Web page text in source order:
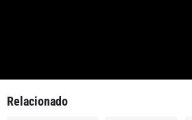
Relacionado